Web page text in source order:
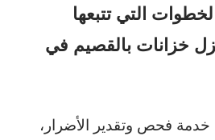
التي تتبعها
خزانات بالقصيم في
خدمة فحص وتقدير الأضرار،